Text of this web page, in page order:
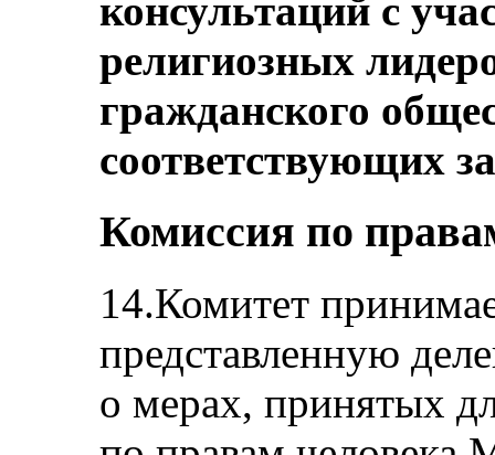
консультаций с
религиозных
гражданского
соответствующих
Комиссия по
14.Комитет
представленную
о мерах, принятых